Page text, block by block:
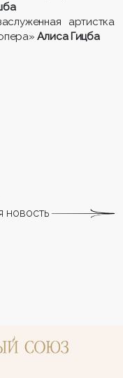
артистка
Алиса Гицба
новость